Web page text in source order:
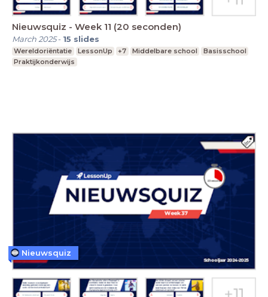
Nieuwsquiz - Week 11 (20 seconden)
March 2025- 15 slides
Wereldoriëntatie LessonUp +7 Middelbare school
Basisschool
Praktijkonderwijs
Nieuwsquiz